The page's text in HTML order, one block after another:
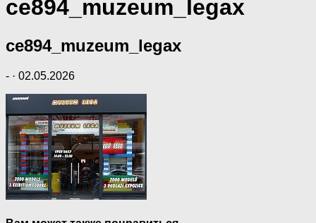
ce894_muzeum_legax
ce894_muzeum_legax
- · 02.05.2026